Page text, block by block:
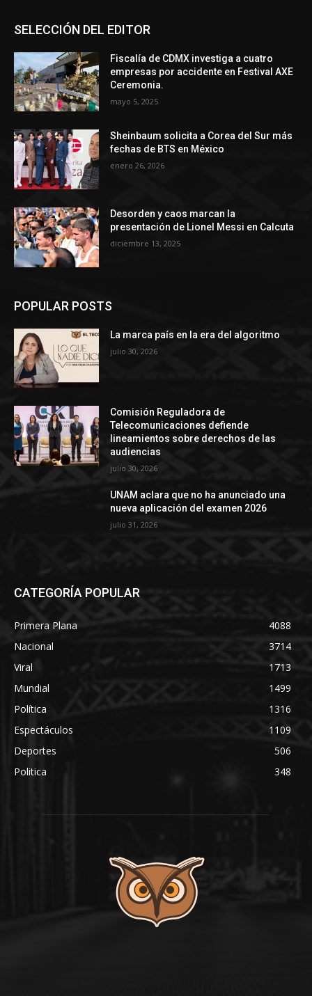
SELECCIÓN DEL EDITOR
Fiscalía de CDMX investiga a cuatro
empresas por accidente en Festival AXE
Ceremonia.
mayo 5, 2025
Sheinbaum solicita a Corea del Sur más
fechas de BTS en México
enero 26, 2026
Desorden y caos marcan la
presentación de Lionel Messi en Calcuta
diciembre 13, 2025
POPULAR POSTS
La marca país en la era del algoritmo
julio 30, 2026
Comisión Reguladora de
Telecomunicaciones defiende
lineamientos sobre derechos de las
audiencias
julio 30, 2026
UNAM aclara que no ha anunciado una
nueva aplicación del examen 2026
julio 31, 2026
CATEGORÍA POPULAR
Primera Plana
4088
Nacional
3714
Viral
1713
Mundial
1499
Política
1316
Espectáculos
1109
Deportes
506
Politica
348